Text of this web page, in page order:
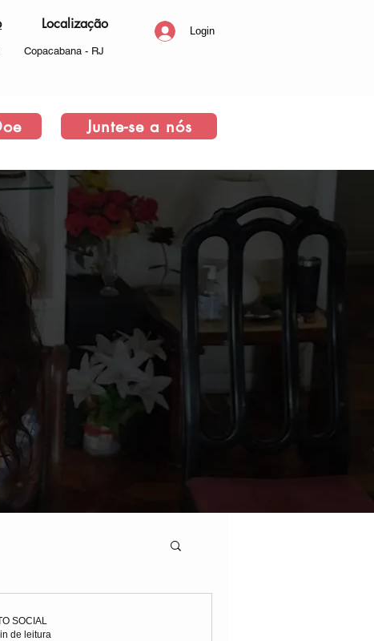
Localização
Copacabana - RJ
Login
Junte-se a nós
SOCIAL
de leitura